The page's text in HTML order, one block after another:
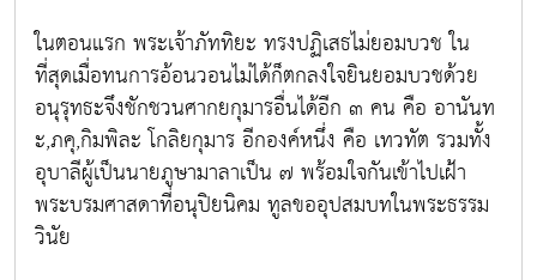
ในตอนแรก พระเจ้าภัททิยะ ทรงปฏิเสธไม่ยอมบวช ใน
ที่สุดเมื่อทนการอ้อนวอนไม่ได้ก็ตกลงใจยินยอมบวชด้วย
อนุรุทธะจึงชักชวนศากยกุมารอื่นได้อีก ๓ คน คือ อานันท
ะ,ภคุ,กิมพิละ โกลิยกุมาร อีกองค์หนึ่ง คือ เทวทัต รวมทั้ง
อุบาลีผู้เป็นนายภูษามาลาเป็น ๗ พร้อมใจกันเข้าไปเฝ้า
พระบรมศาสดาที่อนุปิยนิคม ทูลขออุปสมบทในพระธรรม
วินัย